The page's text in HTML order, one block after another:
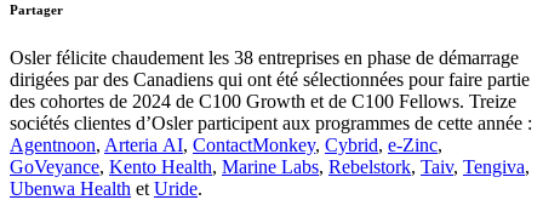
Partager
Osler félicite chaudement les 38 entreprises en phase de démarrage
dirigées par des Canadiens qui ont été sélectionnées pour faire partie
des cohortes de 2024 de C100 Growth et de C100 Fellows. Treize
sociétés clientes d’Osler participent aux programmes de cette année :
Agentnoon, Arteria AI, ContactMonkey, Cybrid, e-Zinc,
GoVeyance, Kento Health, Marine Labs, Rebelstork, Taiv, Tengiva,
Ubenwa Health et Uride.